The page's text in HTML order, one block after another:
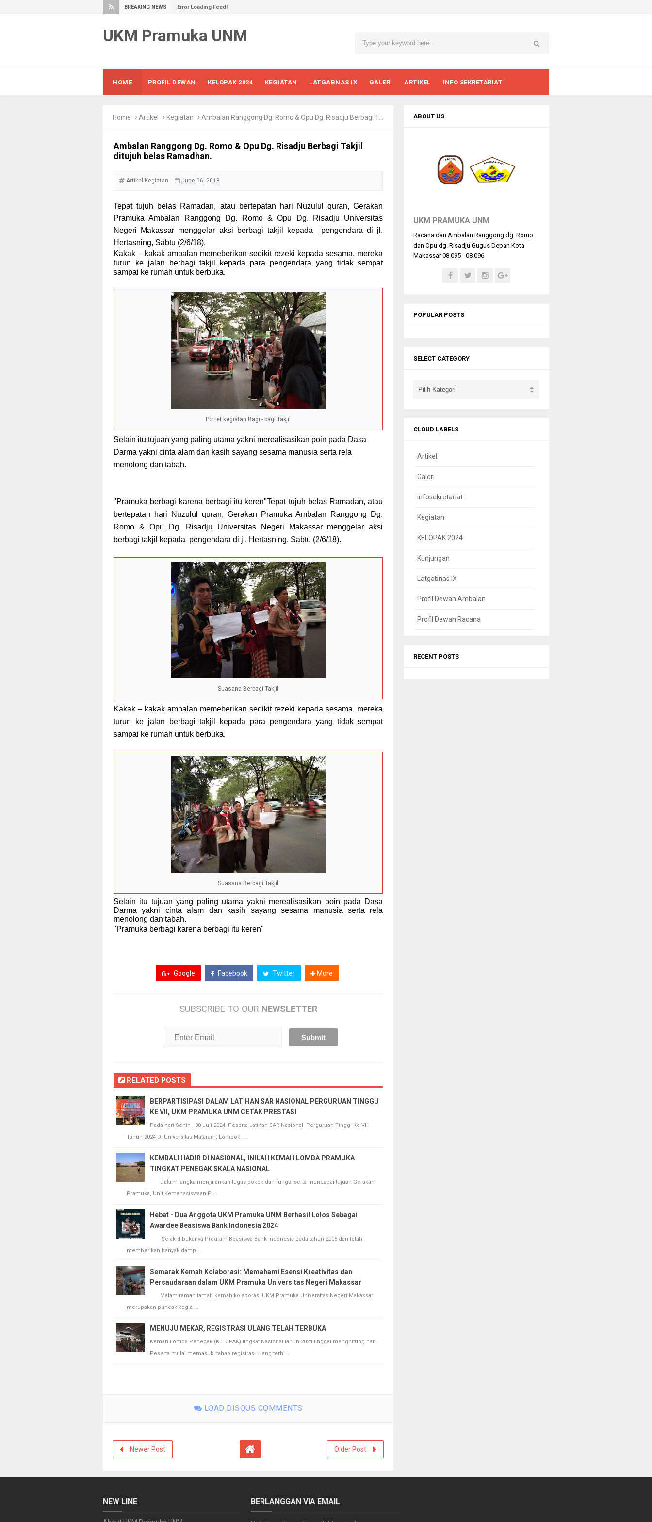
BREAKING NEWS Error Loading Feed!
UKM Pramuka UNM
HOME PROFIL DEWAN KELOPAK 2024 KEGIATAN LATGABNAS IX GALERI ARTIKEL INFO SEKRETARIAT
Home Artikel Kegiatan Ambalan Ranggong Dg. Romo & Opu Dg. Risadju Berbagi Takjil ditujuh belas Ramadhan.
Ambalan Ranggong Dg. Romo & Opu Dg. Risadju Berbagi Takjil
ditujuh belas Ramadhan.
Artikel Kegiatan June 06, 2018
Tepat tujuh belas Ramadan, atau bertepatan hari Nuzulul quran, Gerakan
Pramuka Ambalan Ranggong Dg. Romo & Opu Dg. Risadju Universitas
Negeri Makassar menggelar aksi berbagi takjil kepada pengendara di jl.
Hertasning, Sabtu (2/6/18).
Kakak – kakak ambalan memeberikan sedikit rezeki kepada sesama, mereka
turun ke jalan berbagi takjil kepada para pengendara yang tidak sempat
sampai ke rumah untuk berbuka.
Potret kegiatan Bagi - bagi Takjil
Selain itu tujuan yang paling utama yakni merealisasikan poin pada Dasa
Darma yakni cinta alam dan kasih sayang sesama manusia serta rela
menolong dan tabah.
"Pramuka berbagi karena berbagi itu keren"Tepat tujuh belas Ramadan, atau
bertepatan hari Nuzulul quran, Gerakan Pramuka Ambalan Ranggong Dg.
Romo & Opu Dg. Risadju Universitas Negeri Makassar menggelar aksi
berbagi takjil kepada pengendara di jl. Hertasning, Sabtu (2/6/18).
Suasana Berbagi Takjil
Kakak – kakak ambalan memeberikan sedikit rezeki kepada sesama, mereka
turun ke jalan berbagi takjil kepada para pengendara yang tidak sempat
sampai ke rumah untuk berbuka.
Suasana Berbagi Takjil
Selain itu tujuan yang paling utama yakni merealisasikan poin pada Dasa
Darma yakni cinta alam dan kasih sayang sesama manusia serta rela
menolong dan tabah.
"Pramuka berbagi karena berbagi itu keren"
Google Facebook Twitter More
SUBSCRIBE TO OUR NEWSLETTER
RELATED POSTS
BERPARTISIPASI DALAM LATIHAN SAR NASIONAL PERGURUAN TINGGU
KE VII, UKM PRAMUKA UNM CETAK PRESTASI
Pada hari Senin , 08 Juli 2024, Peserta Latihan SAR Nasional Perguruan Tinggi Ke VII
Tahun 2024 Di Universitas Mataram, Lombok, ...
KEMBALI HADIR DI NASIONAL, INILAH KEMAH LOMBA PRAMUKA
TINGKAT PENEGAK SKALA NASIONAL
Dalam rangka menjalankan tugas pokok dan fungsi serta mencapai tujuan Gerakan
Pramuka, Unit Kemahasiswaan P ...
Hebat - Dua Anggota UKM Pramuka UNM Berhasil Lolos Sebagai
Awardee Beasiswa Bank Indonesia 2024
Sejak dibukanya Program Beasiswa Bank Indonesia pada tahun 2005 dan telah
memberikan banyak damp ...
Semarak Kemah Kolaborasi: Memahami Esensi Kreativitas dan
Persaudaraan dalam UKM Pramuka Universitas Negeri Makassar
Malam ramah tamah kemah kolaborasi UKM Pramuka Universitas Negeri Makassar
merupakan puncak kegia ...
MENUJU MEKAR, REGISTRASI ULANG TELAH TERBUKA
Kemah Lomba Penegak (KELOPAK) tingkat Nasional tahun 2024 tinggal menghitung hari.
Peserta mulai memasuki tahap registrasi ulang terhi ...
LOAD DISQUS COMMENTS
Newer Post Older Post
ABOUT US
UKM PRAMUKA UNM
Racana dan Ambalan Ranggong dg. Romo
dan Opu dg. Risadju Gugus Depan Kota
Makassar 08.095 - 08.096
POPULAR POSTS
SELECT CATEGORY
CLOUD LABELS
Artikel
Galeri
infosekretariat
Kegiatan
KELOPAK 2024
Kunjungan
Latgabnas IX
Profil Dewan Ambalan
Profil Dewan Racana
RECENT POSTS
NEW LINE BERLANGGAN VIA EMAIL